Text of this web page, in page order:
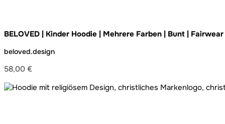
BELOVED | Kinder Hoodie | Mehrere Farben | Bunt |
beloved.design
58,00 €